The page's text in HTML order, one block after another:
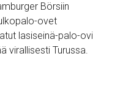
Börsiin
ovet
lasiseinä-palo-ovi
virallisesti Turussa.